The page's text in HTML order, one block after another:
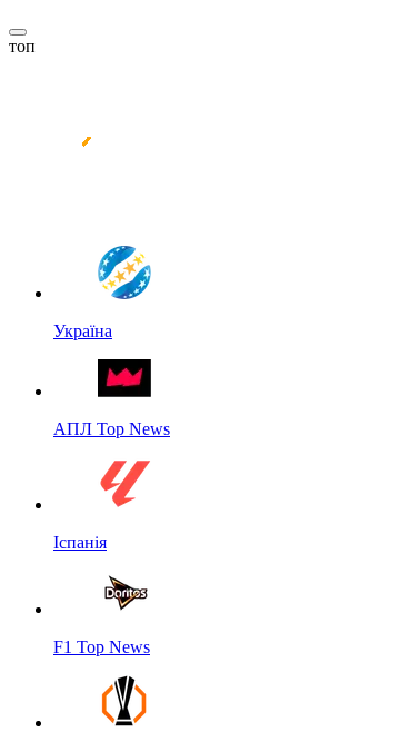
топ
Україна
АПЛ Top News
Іспанія
F1 Top News